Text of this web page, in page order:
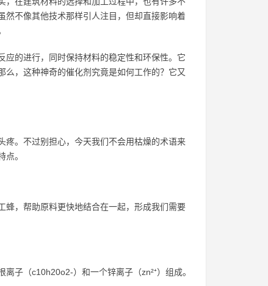
不像其他技术那样引人注目，但却直接影响着
应的进行，同时保持材料的稳定性和环保性。它
，这种神奇的催化剂究竟是如何工作的？它又
疼。不过别担心，今天我们不会用枯燥的术语来
。
蜂，帮助原料更快地结合在一起，形成我们需要
子（c10h20o2-）和一个锌离子（zn²⁺）组成。